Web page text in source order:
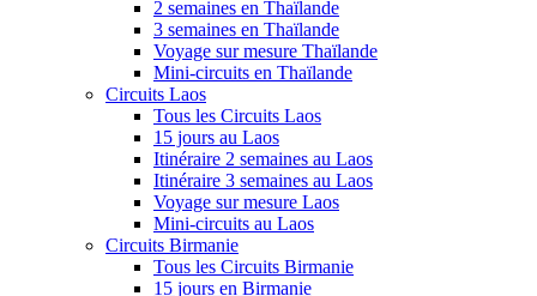
2 semaines en Thaïlande
3 semaines en Thaïlande
Voyage sur mesure Thaïlande
Mini-circuits en Thaïlande
Circuits Laos
Tous les Circuits Laos
15 jours au Laos
Itinéraire 2 semaines au Laos
Itinéraire 3 semaines au Laos
Voyage sur mesure Laos
Mini-circuits au Laos
Circuits Birmanie
Tous les Circuits Birmanie
15 jours en Birmanie